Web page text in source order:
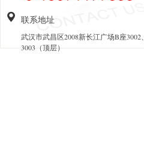
联系地址
武汉市武昌区2008新长江广场B座3002、
3003（顶层）